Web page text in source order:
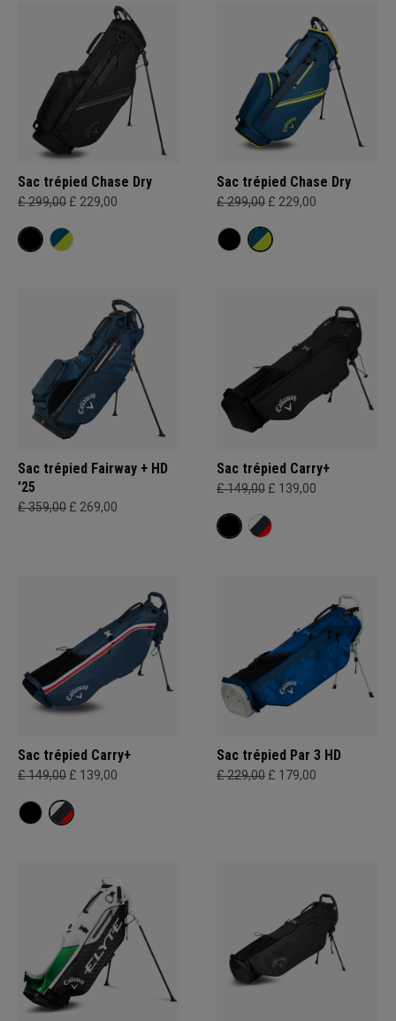
Sac trépied Chase Dry
£ 299,00 £ 229,00
Sac trépied Chase Dry
£ 299,00 £ 229,00
Sac trépied Fairway + HD
'25
£ 359,00 £ 269,00
Sac trépied Carry+
£ 149,00 £ 139,00
Sac trépied Carry+
£ 149,00 £ 139,00
Sac trépied Par 3 HD
£ 229,00 £ 179,00